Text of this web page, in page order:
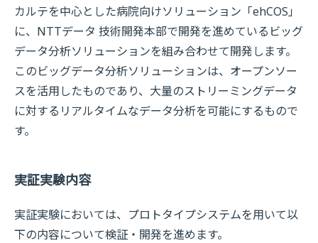
カルテを中心とした病院向けソリューション「ehCOS」
に、NTTデータ 技術開発本部で開発を進めているビッグ
データ分析ソリューションを組み合わせて開発します。
このビッグデータ分析ソリューションは、オープンソー
スを活用したものであり、大量のストリーミングデータ
に対するリアルタイムなデータ分析を可能にするもので
す。
実証実験内容
実証実験においては、プロトタイプシステムを用いて以
下の内容について検証・開発を進めます。